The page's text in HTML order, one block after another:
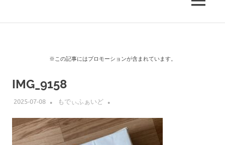
MENU
※この記事にはプロモーションが含まれています。
IMG_9158
2025-07-08 もでぃふぁいど